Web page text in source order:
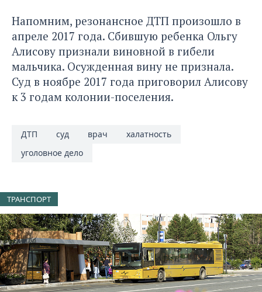
Напомним, резонансное ДТП произошло в
апреле 2017 года. Сбившую ребенка Ольгу
Алисову признали виновной в гибели
мальчика. Осужденная вину не признала.
Суд в ноябре 2017 года приговорил Алисову
к 3 годам колонии-поселения.
ДТП суд врач
халатность
уголовное дело
ТРАНСПОРТ